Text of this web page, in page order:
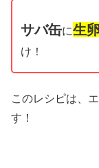
サバ缶に生卵
け！
このレシピは、
す！